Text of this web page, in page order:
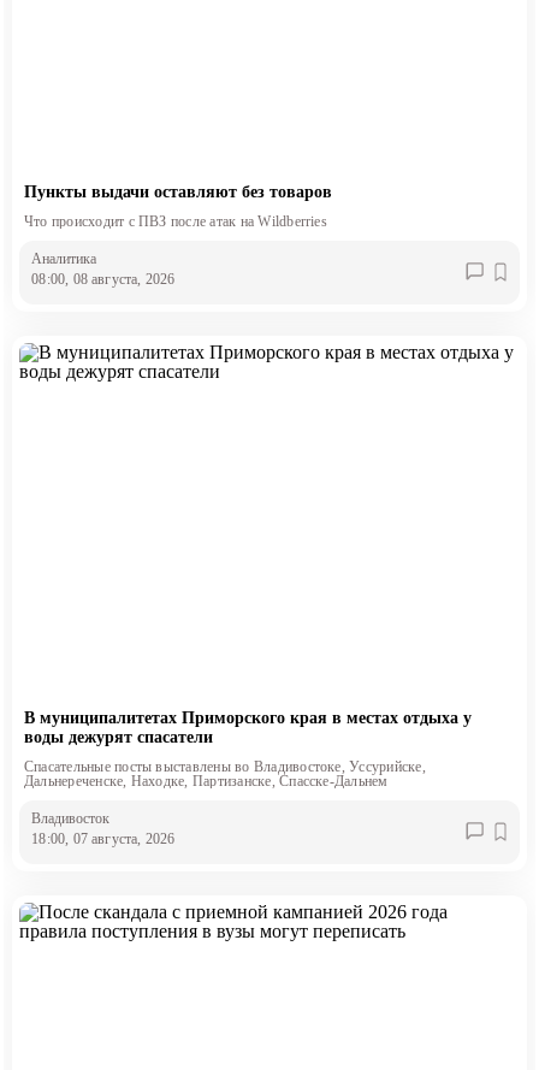
Пункты выдачи оставляют без товаров
Что происходит с ПВЗ после атак на Wildberries
Аналитика
08:00, 08 августа, 2026
В муниципалитетах Приморского края в местах отдыха у
воды дежурят спасатели
Спасательные посты выставлены во Владивостоке, Уссурийске,
Дальнереченске, Находке, Партизанске, Спасске-Дальнем
Владивосток
18:00, 07 августа, 2026